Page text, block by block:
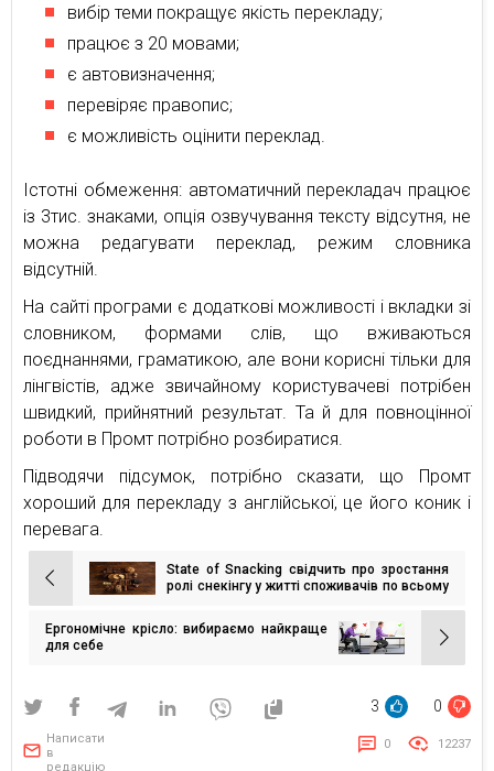
вибір теми покращує якість перекладу;
працює з 20 мовами;
є автовизначення;
перевіряє правопис;
є можливість оцінити переклад.
Істотні обмеження: автоматичний перекладач працює
із 3тис. знаками, опція озвучування тексту відсутня, не
можна редагувати переклад, режим словника
відсутній.
На сайті програми є додаткові можливості і вкладки зі
словником, формами слів, що вживаються
поєднаннями, граматикою, але вони корисні тільки для
лінгвістів, адже звичайному користувачеві потрібен
швидкий, прийнятний результат. Та й для повноцінної
роботи в Промт потрібно розбиратися.
Підводячи підсумок, потрібно сказати, що Промт
хороший для перекладу з англійської, це його коник і
перевага.
Навігація
записів
State of Snacking свідчить про зростання
ролі снекінгу у житті споживачів по всьому
Ергономічне крісло: вибираємо найкраще
для себе
3 0
Написати
в
редакцію
0 12237